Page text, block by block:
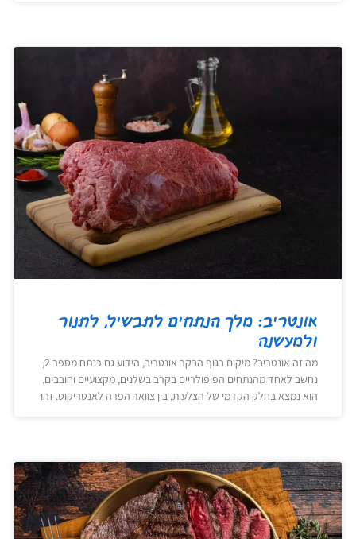
אונטריב: מלך הנתחים לתבשיל, לתנור
ולמעשנה
מה זה אונטריב? מיקום בגוף הבקר אונטריב, הידוע גם כנתח מספר 2,
נחשב לאחד מהנתחים הפופולריים בקרב בשלנים, מקצועיים וחובבים.
הוא נמצא בחלק הקדמי של הצלעות, בין צוואר הפרה לאנטריקוט. זהו